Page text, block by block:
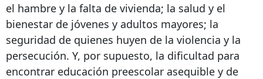
el hambre y la falta de vivienda; la salud y el
bienestar de jóvenes y adultos mayores; la
seguridad de quienes huyen de la violencia y la
persecución. Y, por supuesto, la dificultad para
encontrar educación preescolar asequible y de